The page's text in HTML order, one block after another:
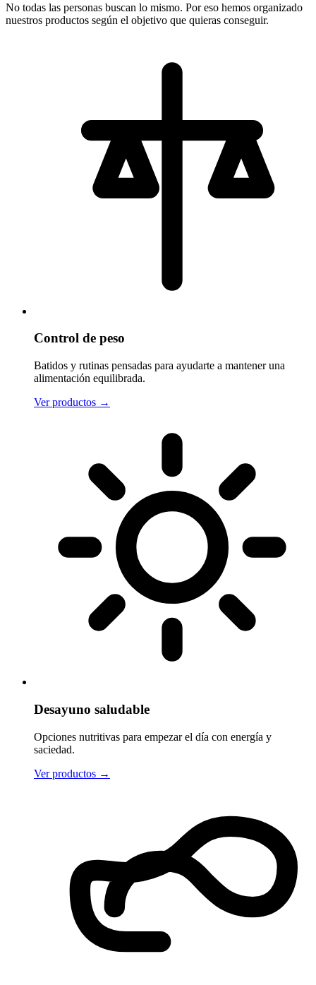
No todas las personas buscan lo mismo. Por eso hemos organizado
nuestros productos según el objetivo que quieras conseguir.
Control de peso
Batidos y rutinas pensadas para ayudarte a mantener una
alimentación equilibrada.
Ver productos →
Desayuno saludable
Opciones nutritivas para empezar el día con energía y
saciedad.
Ver productos →